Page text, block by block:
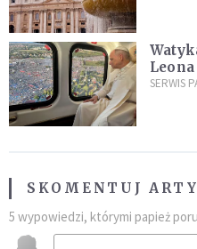
kraje
SERWIS
SKOMENTUJ
5 wypowiedzi, którymi papież